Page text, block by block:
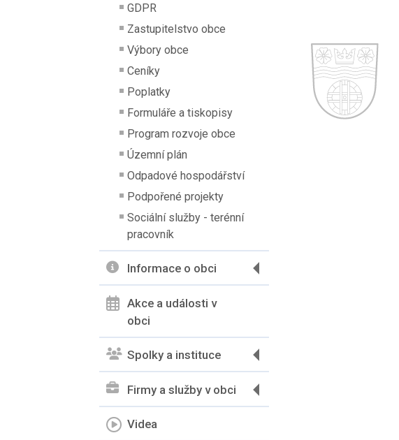
GDPR
Zastupitelstvo obce
Výbory obce
Ceníky
Poplatky
Formuláře a tiskopisy
Program rozvoje obce
Územní plán
Odpadové hospodářství
Podpořené projekty
Sociální služby - terénní
pracovník
Informace o obci
Akce a události v
obci
Spolky a instituce
Firmy a služby v obci
Videa